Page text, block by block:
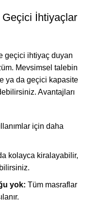
İhtiyaçlar
geçici ihtiyaç duyan
Mevsimsel talebin
ya da geçici kapasite
Avantajları
için daha
kolayca kiralayabilir,
yok: Tüm masraflar